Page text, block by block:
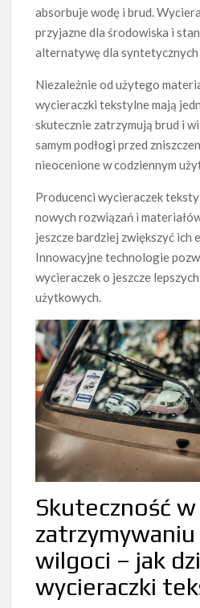
absorbuje wodę i brud.
przyjazne dla środowiska i
alternatywę dla
Niezależnie od użytego
wycieraczki tekstylne mają
skutecznie zatrzymują brud i
samym podłogi przed
nieocenione w codziennym
Producenci wycieraczek
nowych rozwiązań i
jeszcze bardziej zwiększyć ich
Innowacyjne technologie
wycieraczek o jeszcze
użytkowych.
Skuteczność w
wilgoci – jak
wycieraczki